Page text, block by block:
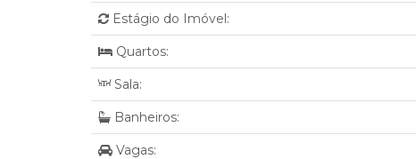
Estágio do Imóvel:
Quartos:
Sala:
Banheiros:
Vagas: